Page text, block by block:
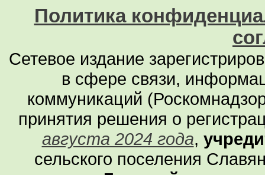
Политика
Сетевое издание
в сфере связи,
коммуникаций
принятия решения о
августа 2024 года,
сельского поселения